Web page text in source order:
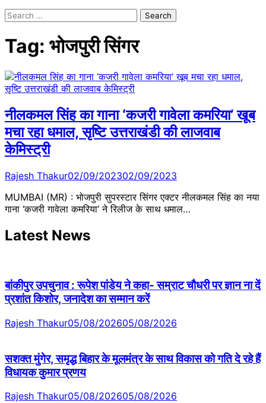
Search
Tag: भोजपुरी सिंगर
नीलकमल सिंह का गाना ‘कजरी गावेला कमरिया’ खूब
मचा रहा धमाल, सृष्टि उत्तराखंडी की लाजवाब
केमिस्ट्री
Rajesh Thakur02/09/202302/09/2023
MUMBAI (MR) : भोजपुरी सुपरस्टार सिंगर एक्टर नीलकमल सिंह का नया
गाना ‘कजरी गावेला कमरिया’ ने रिलीज के साथ धमाल…
Latest News
बांकीपुर उपचुनाव : रूपेश पांडेय ने कहा- सम्राट चौधरी पर ज्ञान ना दें
प्रशांत किशोर, जनादेश का सम्मान करें
Rajesh Thakur05/08/202605/08/2026
सशक्त मुंगेर, समृद्ध बिहार के मूलमंत्र के साथ विकास को गति दे रहे हैं
विधायक कुमार प्रणय
Rajesh Thakur05/08/202605/08/2026